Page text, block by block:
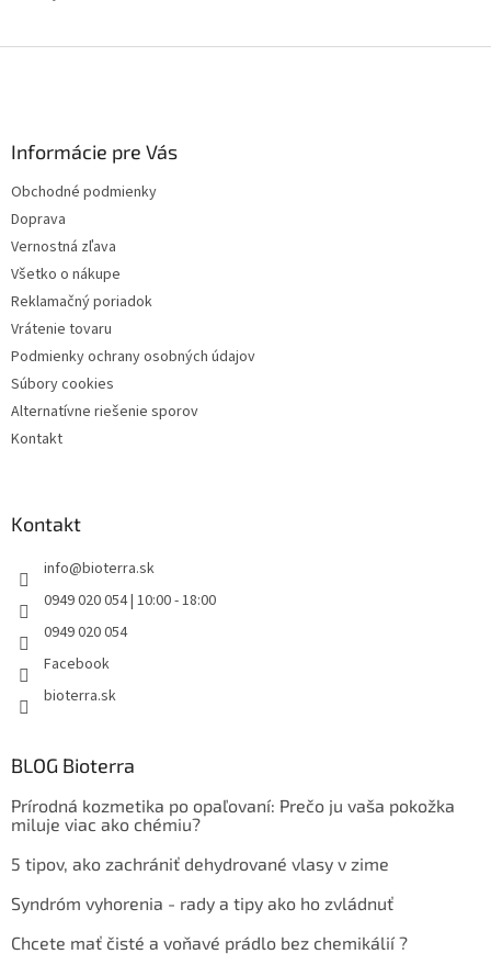
Informácie pre Vás
Obchodné podmienky
Doprava
Vernostná zľava
Všetko o nákupe
Reklamačný poriadok
Vrátenie tovaru
Podmienky ochrany osobných údajov
Súbory cookies
Alternatívne riešenie sporov
Kontakt
Kontakt
info@bioterra.sk
0949 020 054 | 10:00 - 18:00
0949 020 054
Facebook
bioterra.sk
BLOG Bioterra
Prírodná kozmetika po opaľovaní: Prečo ju vaša pokožka
miluje viac ako chémiu?
5 tipov, ako zachrániť dehydrované vlasy v zime
Syndróm vyhorenia - rady a tipy ako ho zvládnuť
Chcete mať čisté a voňavé prádlo bez chemikálií ?